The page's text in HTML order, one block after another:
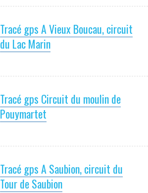
Tracé gps A Vieux Boucau, circuit
du Lac Marin
Tracé gps Circuit du moulin de
Pouymartet
Tracé gps A Saubion, circuit du
Tour de Saubion